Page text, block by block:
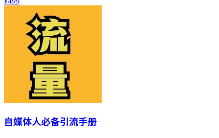
自媒体人必备引流手册